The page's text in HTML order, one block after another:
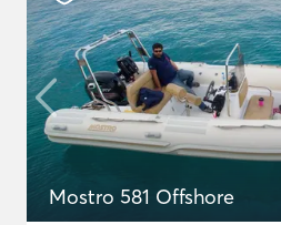
Mostro 581 Offshore